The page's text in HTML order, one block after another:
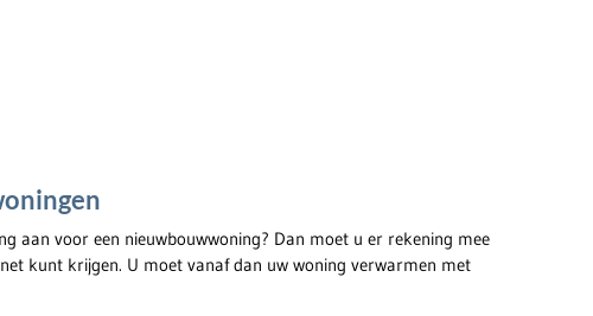
aan voor een nieuwbouwwoning? Dan moet u er rekening mee
kunt krijgen. U moet vanaf dan uw woning verwarmen met